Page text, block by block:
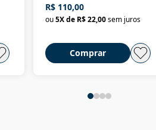
Nova República (1985-
2018)
R$ 110,00
ou5X de R$ 22,00sem juros
Comprar